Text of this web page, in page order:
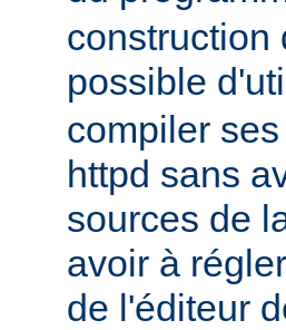
construction
possible
compiler
httpd sans
sources de
avoir à
de l'éditeur